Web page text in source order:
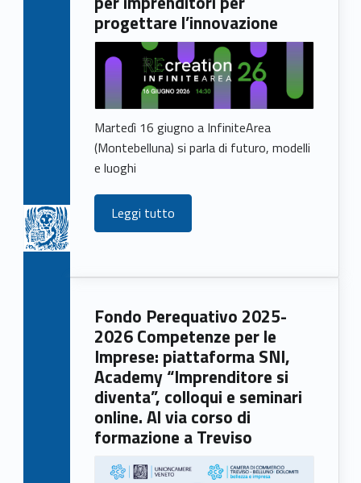
progettare l’innovazione
Martedì 16 giugno a InfiniteArea
(Montebelluna) si parla di futuro, modelli
e luoghi
Leggi tutto
Fondo Perequativo 2025-
2026 Competenze per le
Imprese: piattaforma SNI,
Academy “Imprenditore si
diventa”, colloqui e seminari
online. Al via corso di
formazione a Treviso